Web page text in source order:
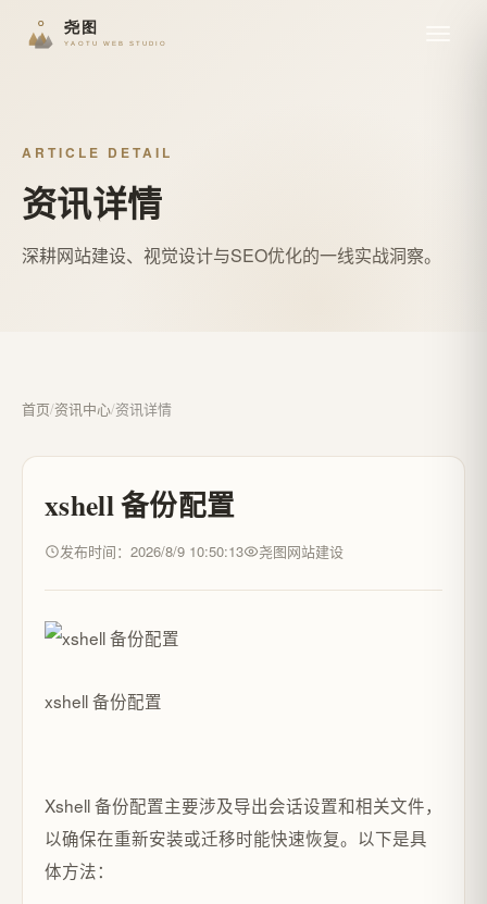
ARTICLE DETAIL
资讯详情
深耕网站建设、视觉设计与SEO优化的一线实战洞察。
首页/资讯中心/资讯详情
xshell 备份配置
发布时间：2026/8/9 10:50:13 尧图网站建设
xshell 备份配置
Xshell 备份配置主要涉及导出会话设置和相关文件，
以确保在重新安装或迁移时能快速恢复。以下是具
体方法：